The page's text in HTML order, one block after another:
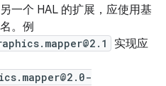
一个 HAL 的扩展，应使用基
。例
实现应